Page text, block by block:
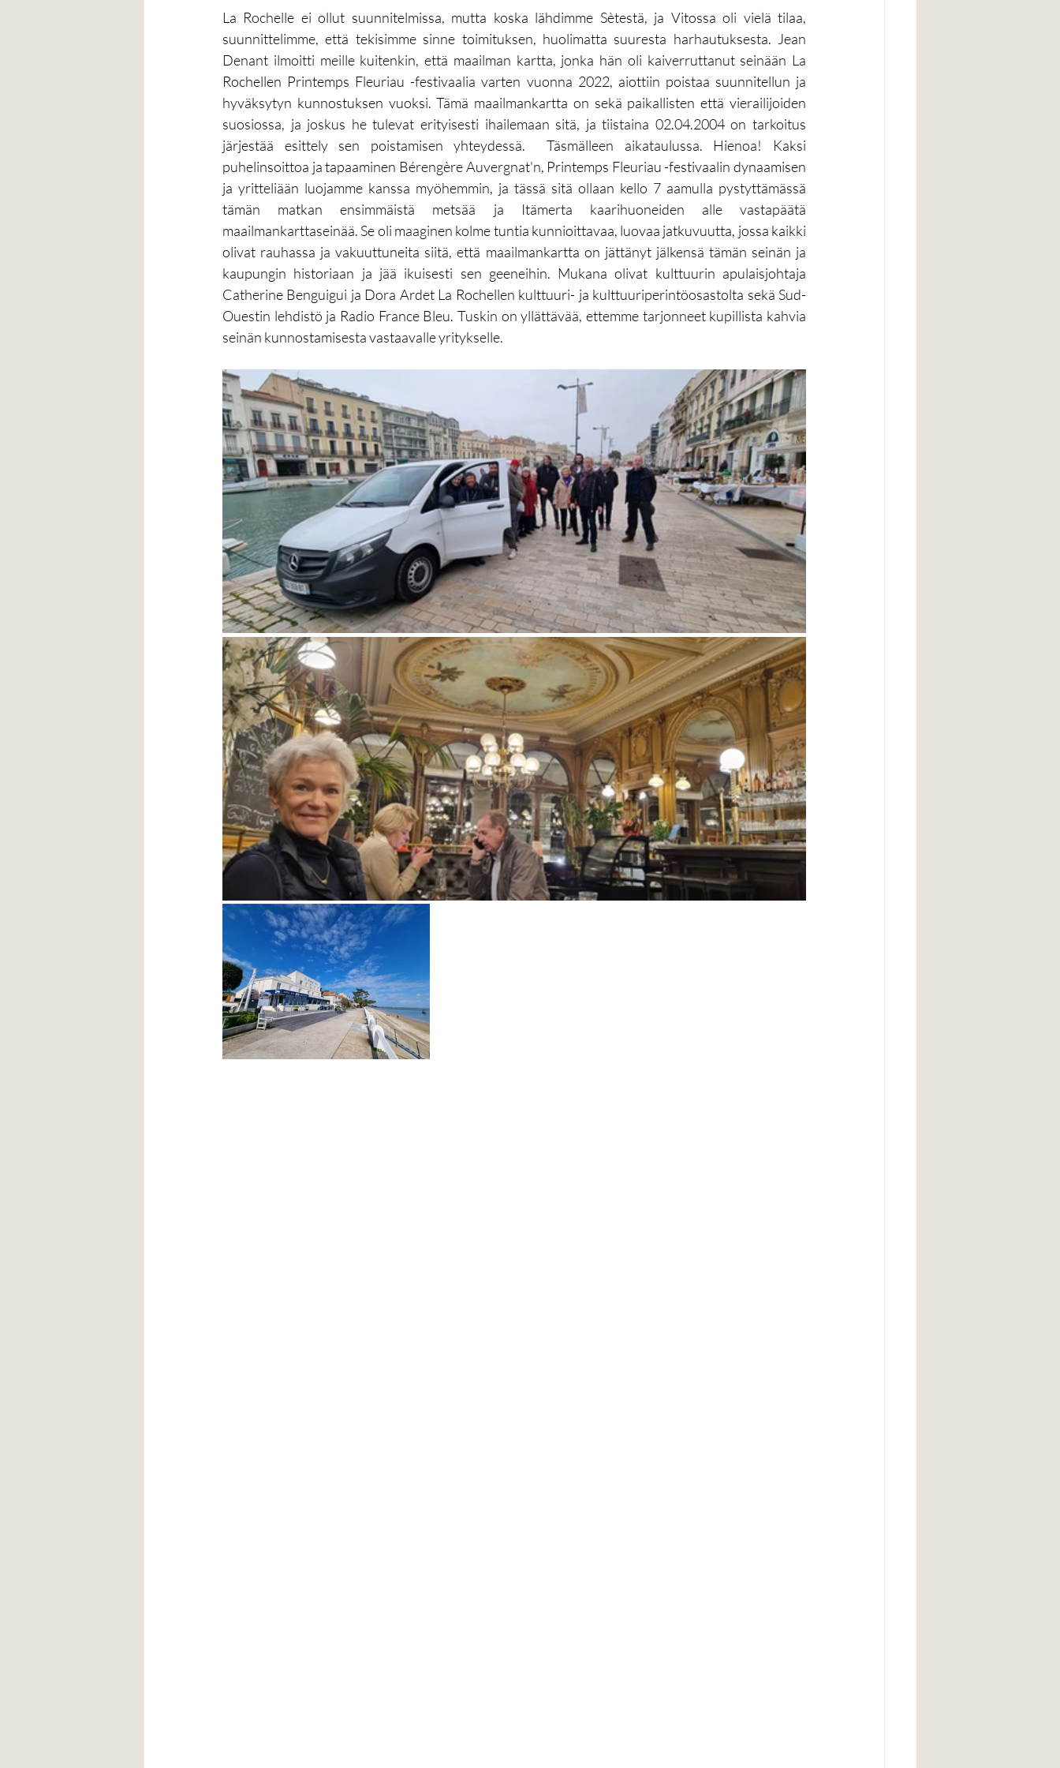
La Rochelle ei ollut suunnitelmissa, mutta koska lähdimme Sètestä, ja Vitossa oli vielä tilaa,
suunnittelimme, että tekisimme sinne toimituksen, huolimatta suuresta harhautuksesta. Jean
Denant ilmoitti meille kuitenkin, että maailman kartta, jonka hän oli kaiverruttanut seinään La
Rochellen Printemps Fleuriau -festivaalia varten vuonna 2022, aiottiin poistaa suunnitellun ja
hyväksytyn kunnostuksen vuoksi. Tämä maailmankartta on sekä paikallisten että vierailijoiden
suosiossa, ja joskus he tulevat erityisesti ihailemaan sitä, ja tiistaina 02.04.2004 on tarkoitus
järjestää esittely sen poistamisen yhteydessä.  Täsmälleen aikataulussa. Hienoa! Kaksi
puhelinsoittoa ja tapaaminen Bérengère Auvergnat'n, Printemps Fleuriau -festivaalin dynaamisen
ja yritteliään luojamme kanssa myöhemmin, ja tässä sitä ollaan kello 7 aamulla pystyttämässä
tämän matkan ensimmäistä metsää ja Itämerta kaarihuoneiden alle vastapäätä
maailmankarttaseinää. Se oli maaginen kolme tuntia kunnioittavaa, luovaa jatkuvuutta, jossa kaikki
olivat rauhassa ja vakuuttuneita siitä, että maailmankartta on jättänyt jälkensä tämän seinän ja
kaupungin historiaan ja jää ikuisesti sen geeneihin. Mukana olivat kulttuurin apulaisjohtaja
Catherine Benguigui ja Dora Ardet La Rochellen kulttuuri- ja kulttuuriperintöosastolta sekä Sud-
Ouestin lehdistö ja Radio France Bleu. Tuskin on yllättävää, ettemme tarjonneet kupillista kahvia
seinän kunnostamisesta vastaavalle yritykselle.